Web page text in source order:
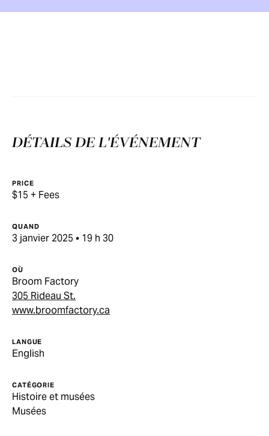
DÉTAILS DE L'ÉVÉNEMENT
PRICE
$15 + Fees
QUAND
3 janvier 2025 • 19 h 30
OÙ
Broom Factory
305 Rideau St.
www.broomfactory.ca
LANGUE
English
CATÉGORIE
Histoire et musées
Musées